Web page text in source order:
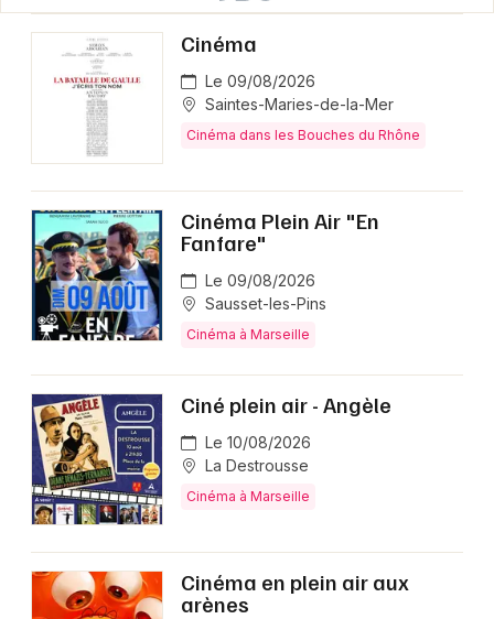
Cinéma
Le 09/08/2026
Saintes-Maries-de-la-Mer
Cinéma dans les Bouches du Rhône
Cinéma Plein Air "En
Fanfare"
Le 09/08/2026
Sausset-les-Pins
Cinéma à Marseille
Ciné plein air - Angèle
Le 10/08/2026
La Destrousse
Cinéma à Marseille
Cinéma en plein air aux
arènes